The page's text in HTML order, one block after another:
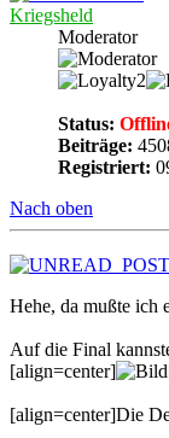
Kriegsheld
Moderator
Status:
Beiträge:
Registriert:
Nach oben
Hehe, da mußte ich
Auf die Final
[align=center]
[align=center]Die